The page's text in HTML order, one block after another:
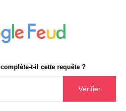
t-il cette requête ?